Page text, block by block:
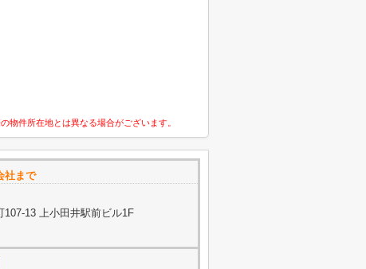
物件所在地とは異なる場合がございます。
社まで
13 上小田井駅前ビル1F